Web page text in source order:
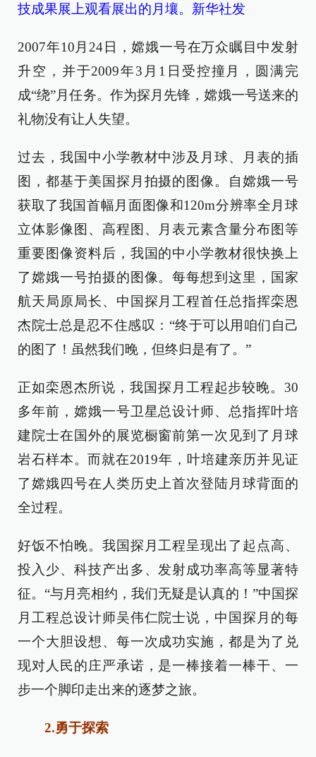
技成果展上观看展出的月壤。新华社发
2007年10月24日，嫦娥一号在万众瞩目中发射
升空，并于2009年3月1日受控撞月，圆满完
成“绕”月任务。作为探月先锋，嫦娥一号送来的
礼物没有让人失望。
过去，我国中小学教材中涉及月球、月表的插
图，都基于美国探月拍摄的图像。自嫦娥一号
获取了我国首幅月面图像和120m分辨率全月球
立体影像图、高程图、月表元素含量分布图等
重要图像资料后，我国的中小学教材很快换上
了嫦娥一号拍摄的图像。每每想到这里，国家
航天局原局长、中国探月工程首任总指挥栾恩
杰院士总是忍不住感叹：“终于可以用咱们自己
的图了！虽然我们晚，但终归是有了。”
正如栾恩杰所说，我国探月工程起步较晚。30
多年前，嫦娥一号卫星总设计师、总指挥叶培
建院士在国外的展览橱窗前第一次见到了月球
岩石样本。而就在2019年，叶培建亲历并见证
了嫦娥四号在人类历史上首次登陆月球背面的
全过程。
好饭不怕晚。我国探月工程呈现出了起点高、
投入少、科技产出多、发射成功率高等显著特
征。“与月亮相约，我们无疑是认真的！”中国探
月工程总设计师吴伟仁院士说，中国探月的每
一个大胆设想、每一次成功实施，都是为了兑
现对人民的庄严承诺，是一棒接着一棒干、一
步一个脚印走出来的逐梦之旅。
2.勇于探索